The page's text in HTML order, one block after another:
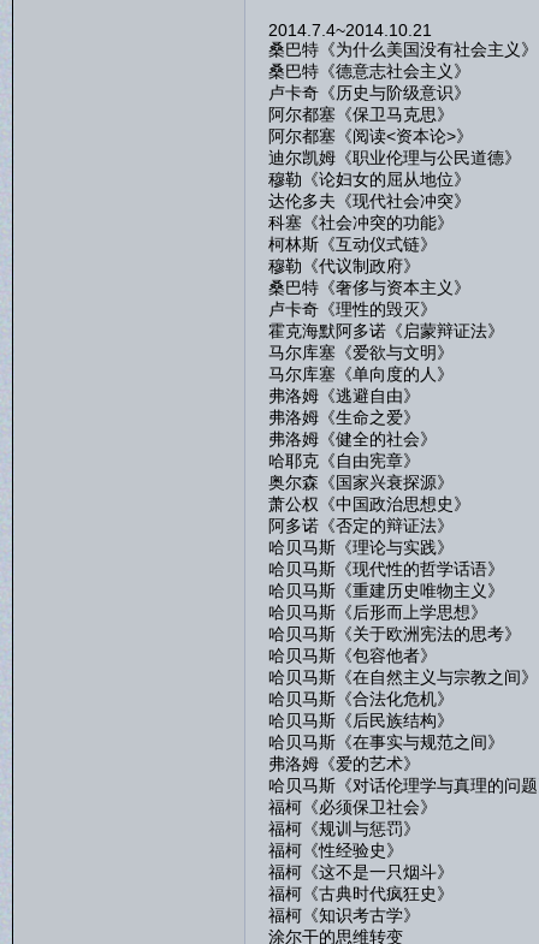
2014.7.4~2014.10.21
桑巴特《为什么美国没有社会主义》
桑巴特《德意志社会主义》
卢卡奇《历史与阶级意识》
阿尔都塞《保卫马克思》
阿尔都塞《阅读<资本论>》
迪尔凯姆《职业伦理与公民道德》
穆勒《论妇女的屈从地位》
达伦多夫《现代社会冲突》
科塞《社会冲突的功能》
柯林斯《互动仪式链》
穆勒《代议制政府》
桑巴特《奢侈与资本主义》
卢卡奇《理性的毁灭》
霍克海默阿多诺《启蒙辩证法》
马尔库塞《爱欲与文明》
马尔库塞《单向度的人》
弗洛姆《逃避自由》
弗洛姆《生命之爱》
弗洛姆《健全的社会》
哈耶克《自由宪章》
奥尔森《国家兴衰探源》
萧公权《中国政治思想史》
阿多诺《否定的辩证法》
哈贝马斯《理论与实践》
哈贝马斯《现代性的哲学话语》
哈贝马斯《重建历史唯物主义》
哈贝马斯《后形而上学思想》
哈贝马斯《关于欧洲宪法的思考》
哈贝马斯《包容他者》
哈贝马斯《在自然主义与宗教之间》
哈贝马斯《合法化危机》
哈贝马斯《后民族结构》
哈贝马斯《在事实与规范之间》
弗洛姆《爱的艺术》
哈贝马斯《对话伦理学与真理的问
福柯《必须保卫社会》
福柯《规训与惩罚》
福柯《性经验史》
福柯《这不是一只烟斗》
福柯《古典时代疯狂史》
福柯《知识考古学》
涂尔干的思维转变